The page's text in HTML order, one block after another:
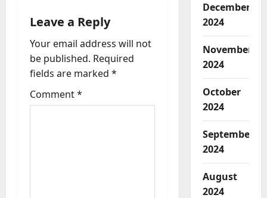
g
a
t
i
Leave a Reply
Your email address will not
be published. Required
fields are marked *
Comment*
December
2024
November
2024
October
2024
September
2024
August
2024